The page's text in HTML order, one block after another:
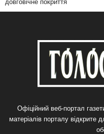
довговічне покриття
Офіційний веб-портал
матеріалів порталу відкрите